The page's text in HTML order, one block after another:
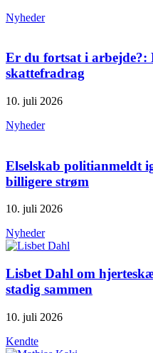
Nyheder
Er du fortsat i arbejde?:
skattefradrag
10. juli 2026
Nyheder
Elselskab politianmeldt
billigere strøm
10. juli 2026
Nyheder
Lisbet Dahl om
stadig sammen
10. juli 2026
Kendte